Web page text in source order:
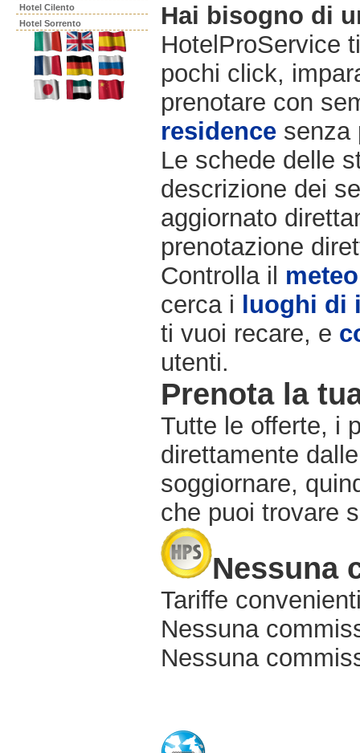
Hotel Cilento
Hotel Sorrento
Hai bisogno di
HotelProService
pochi click,
prenotare con
residence senza
Le schede delle
descrizione dei
aggiornato
prenotazione
Controlla il meteo
cerca i luoghi di
ti vuoi recare, e
utenti.
Prenota la
Tutte le offerte, i
direttamente
soggiornare,
che puoi trovare
Nessuna
Tariffe
Nessuna
Nessuna